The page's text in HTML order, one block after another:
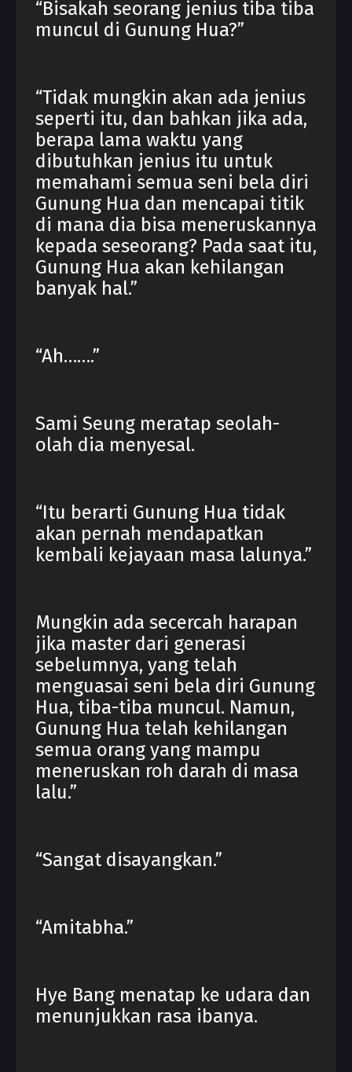
“Bisakah seorang jenius tiba tiba
muncul di Gunung Hua?”
“Tidak mungkin akan ada jenius
seperti itu, dan bahkan jika ada,
berapa lama waktu yang
dibutuhkan jenius itu untuk
memahami semua seni bela diri
Gunung Hua dan mencapai titik
di mana dia bisa meneruskannya
kepada seseorang? Pada saat itu,
Gunung Hua akan kehilangan
banyak hal.”
“Ah…….”
Sami Seung meratap seolah-
olah dia menyesal.
“Itu berarti Gunung Hua tidak
akan pernah mendapatkan
kembali kejayaan masa lalunya.”
Mungkin ada secercah harapan
jika master dari generasi
sebelumnya, yang telah
menguasai seni bela diri Gunung
Hua, tiba-tiba muncul. Namun,
Gunung Hua telah kehilangan
semua orang yang mampu
meneruskan roh darah di masa
lalu.”
“Sangat disayangkan.”
“Amitabha.”
Hye Bang menatap ke udara dan
menunjukkan rasa ibanya.